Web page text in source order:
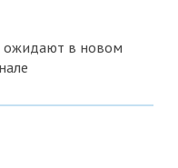
ожидают в новом